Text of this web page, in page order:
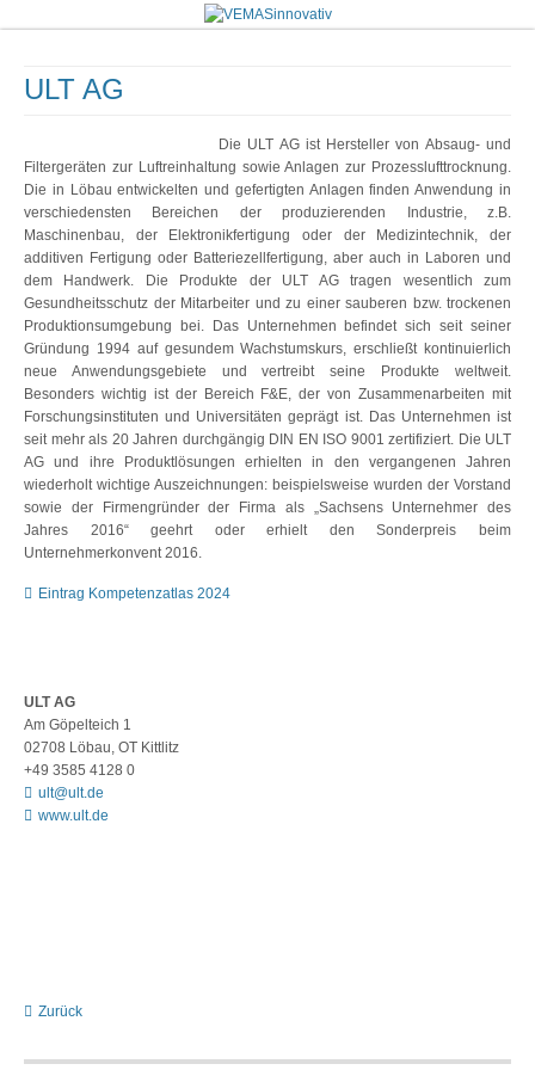
ULT AG
Die ULT AG ist Hersteller von Absaug- und
Filtergeräten zur Luftreinhaltung sowie Anlagen zur Prozesslufttrocknung.
Die in Löbau entwickelten und gefertigten Anlagen finden Anwendung in
verschiedensten Bereichen der produzierenden Industrie, z.B.
Maschinenbau, der Elektronikfertigung oder der Medizintechnik, der
additiven Fertigung oder Batteriezellfertigung, aber auch in Laboren und
dem Handwerk. Die Produkte der ULT AG tragen wesentlich zum
Gesundheitsschutz der Mitarbeiter und zu einer sauberen bzw. trockenen
Produktionsumgebung bei. Das Unternehmen befindet sich seit seiner
Gründung 1994 auf gesundem Wachstumskurs, erschließt kontinuierlich
neue Anwendungsgebiete und vertreibt seine Produkte weltweit.
Besonders wichtig ist der Bereich F&E, der von Zusammenarbeiten mit
Forschungsinstituten und Universitäten geprägt ist. Das Unternehmen ist
seit mehr als 20 Jahren durchgängig DIN EN ISO 9001 zertifiziert. Die ULT
AG und ihre Produktlösungen erhielten in den vergangenen Jahren
wiederholt wichtige Auszeichnungen: beispielsweise wurden der Vorstand
sowie der Firmengründer der Firma als „Sachsens Unternehmer des
Jahres 2016“ geehrt oder erhielt den Sonderpreis beim
Unternehmerkonvent 2016.
Eintrag Kompetenzatlas 2024
ULT AG
Am Göpelteich 1
02708 Löbau, OT Kittlitz
+49 3585 4128 0
ult@ult.de
www.ult.de
Zurück